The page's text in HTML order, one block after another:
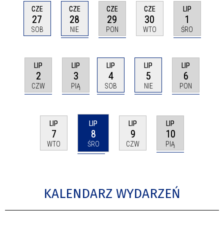
CZE
27
SOB
CZE
28
NIE
CZE
29
PON
CZE
30
WTO
LIP
1
ŚRO
LIP
2
CZW
LIP
3
PIĄ
LIP
4
SOB
LIP
5
NIE
LIP
6
PON
LIP
7
WTO
LIP
8
ŚRO
LIP
9
CZW
LIP
10
PIĄ
KALENDARZ WYDARZEŃ